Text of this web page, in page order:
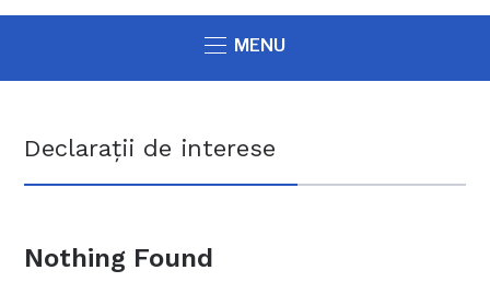
MENU
Declarații de interese
Nothing Found